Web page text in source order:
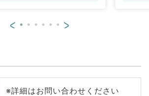
< >
※詳細はお問い合わせください